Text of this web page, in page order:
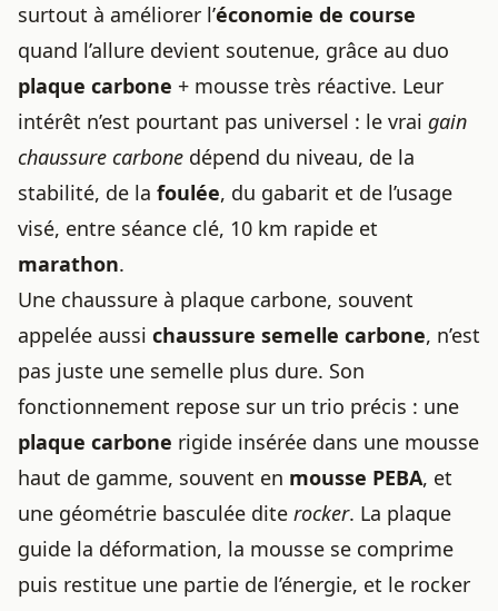
surtout à améliorer l’économie de course
quand l’allure devient soutenue, grâce au duo
plaque carbone + mousse très réactive. Leur
intérêt n’est pourtant pas universel : le vrai gain
chaussure carbone dépend du niveau, de la
stabilité, de la foulée, du gabarit et de l’usage
visé, entre séance clé, 10 km rapide et
marathon.
Une chaussure à plaque carbone, souvent
appelée aussi chaussure semelle carbone, n’est
pas juste une semelle plus dure. Son
fonctionnement repose sur un trio précis : une
plaque carbone rigide insérée dans une mousse
haut de gamme, souvent en mousse PEBA, et
une géométrie basculée dite rocker. La plaque
guide la déformation, la mousse se comprime
puis restitue une partie de l’énergie, et le rocker